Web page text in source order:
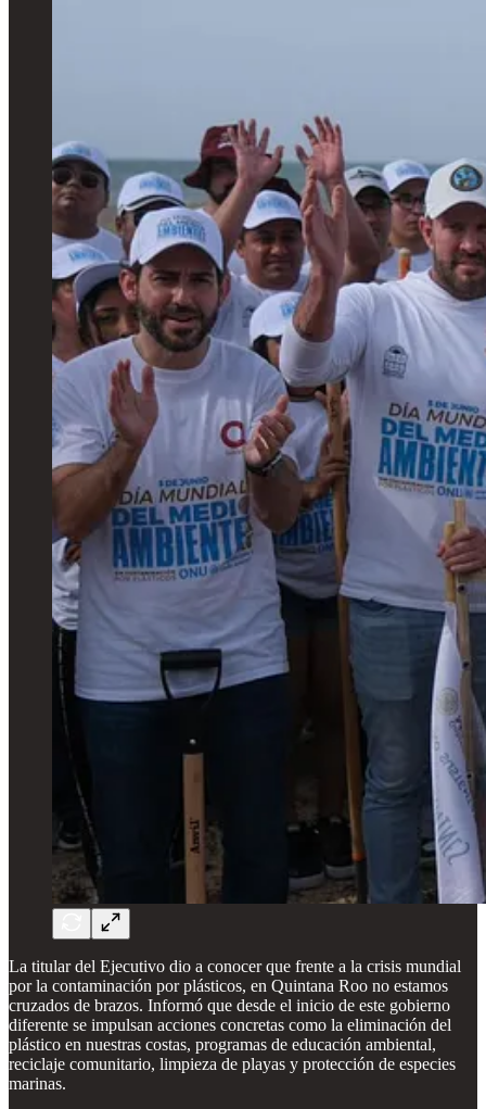
La titular del Ejecutivo dio a conocer que frente a la crisis mundial
por la contaminación por plásticos, en Quintana Roo no estamos
cruzados de brazos. Informó que desde el inicio de este gobierno
diferente se impulsan acciones concretas como la eliminación del
plástico en nuestras costas, programas de educación ambiental,
reciclaje comunitario, limpieza de playas y protección de especies
marinas.